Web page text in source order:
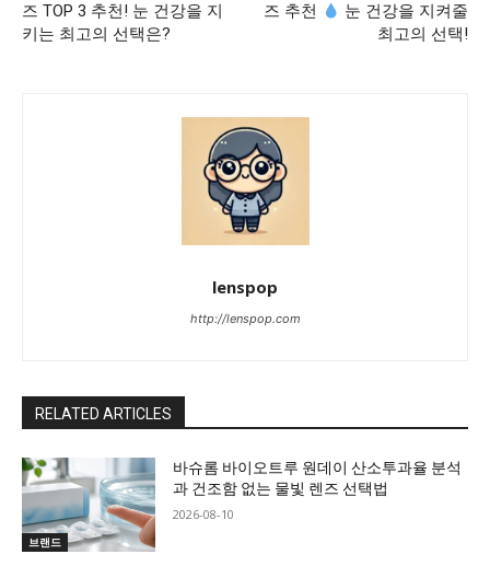
즈 TOP 3 추천! 눈 건강을 지
키는 최고의 선택은?
즈 추천
눈 건강을 지켜줄
최고의 선택!
lenspop
http://lenspop.com
RELATED ARTICLES
브랜드
바슈롬 바이오트루 원데이 산소투과율 분석
과 건조함 없는 물빛 렌즈 선택법
2026-08-10